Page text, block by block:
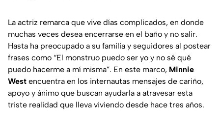
La actriz remarca que vive días complicados, en donde
muchas veces desea encerrarse en el baño y no salir.
Hasta ha preocupado a su familia y seguidores al postear
frases como “El monstruo puedo ser yo y no sé qué
puedo hacerme a mí misma”. En este marco, Minnie
West encuentra en los internautas mensajes de cariño,
apoyo y ánimo que buscan ayudarla a atravesar esta
triste realidad que lleva viviendo desde hace tres años.